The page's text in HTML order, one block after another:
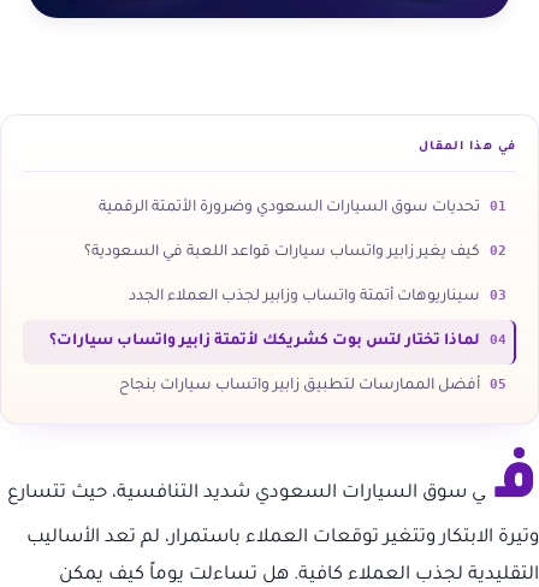
في هذا المقال
01 تحديات سوق السيارات السعودي وضرورة الأتمتة الرقمية
02 كيف يغير زابير واتساب سيارات قواعد اللعبة في السعودية؟
03 سيناريوهات أتمتة واتساب وزابير لجذب العملاء الجدد
04 لماذا تختار لتس بوت كشريكك لأتمتة زابير واتساب سيارات؟
05 أفضل الممارسات لتطبيق زابير واتساب سيارات بنجاح
ف ي سوق السيارات السعودي شديد التنافسية، حيث تتسارع
وتيرة الابتكار وتتغير توقعات العملاء باستمرار، لم تعد الأساليب
التقليدية لجذب العملاء كافية. هل تساءلت يوماً كيف يمكن